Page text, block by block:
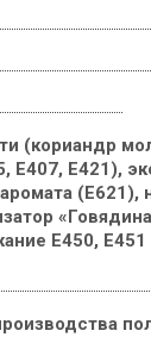
(кориандр
Е407, Е421),
(Е621),
Е450, Е451